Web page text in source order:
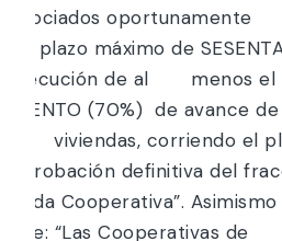
asociados
un plazo máximo de
ejecución de al menos el
CIENTO (70%) de avance
las viviendas, corriendo el
aprobación definitiva del
cada Cooperativa”.
que: “Las Cooperativas